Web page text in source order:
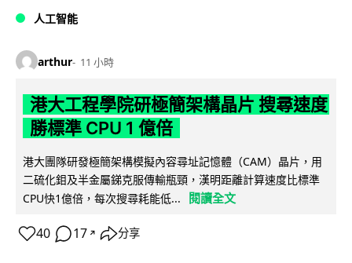
人工智能
arthur 11 小時
港大工程學院研極簡架構晶片 搜尋速度
勝標準 CPU 1 億倍
港大團隊研發極簡架構模擬內容尋址記憶體（CAM）晶片，用
二硫化鉬及半金屬銻克服傳輸瓶頸，漢明距離計算速度比標準
CPU快1億倍，每次搜尋耗能低...
閱讀全文
40 17 ↗ 分享